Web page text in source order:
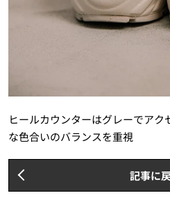
ヒールカウンターはグレーでア
な色合いのバランスを重視
記事に